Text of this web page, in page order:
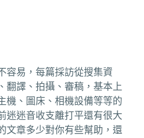
容易，每篇採訪從搜集資
翻譯、拍攝、審稿，基本上
機、圖床、相機設備等等的
迷迷音收支離打平還有很大
文章多少對你有些幫助，還